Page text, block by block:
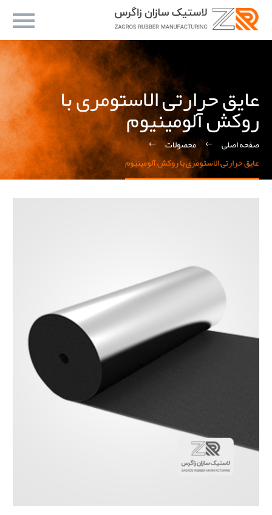
عایق حرارتی الاستومری با
روکش آلومینیوم
صفحه اصلی
محصولات
عایق حرارتی الاستومری با روکش آلومینیوم